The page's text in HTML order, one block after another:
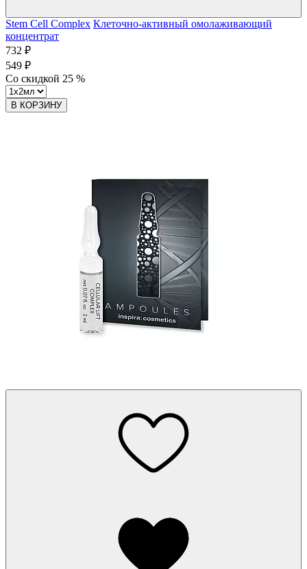
Stem Cell Complex Клеточно-активный омолаживающий
концентрат
732 ₽
549 ₽
Со скидкой 25 %
В КОРЗИНУ